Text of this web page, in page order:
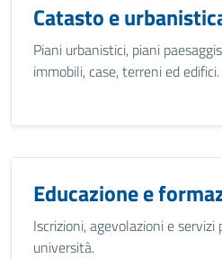
Catasto e
Piani urbanistici, piani
immobili, case, terreni ed edifici.
Educazione e
Iscrizioni, agevolazioni e servizi
università.